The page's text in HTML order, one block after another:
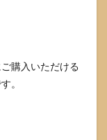
購入いただける
。